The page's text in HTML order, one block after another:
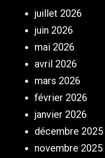
juillet 2026
juin 2026
mai 2026
avril 2026
mars 2026
février 2026
janvier 2026
décembre 2025
novembre 2025